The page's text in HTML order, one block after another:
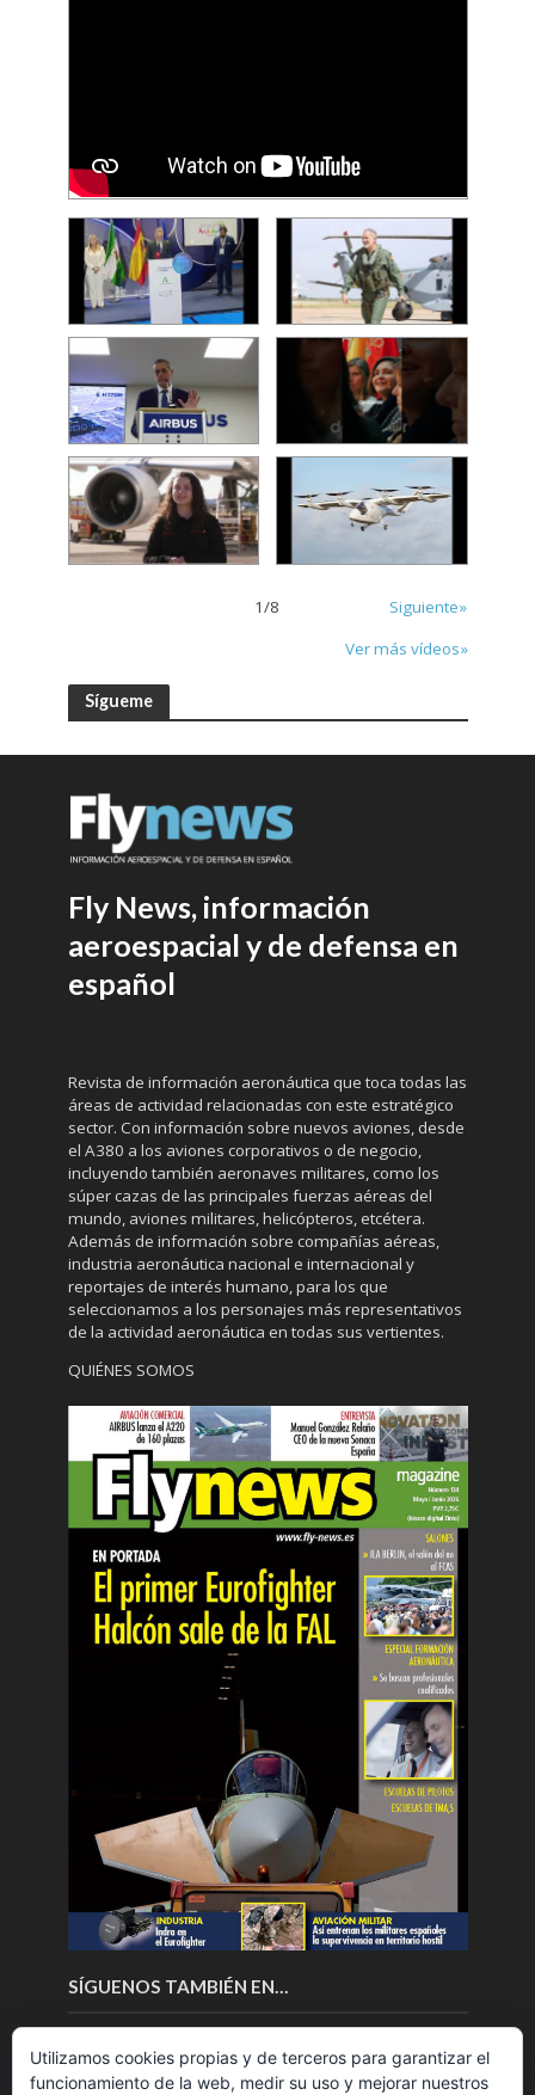
1/8
Siguiente»
Ver más vídeos»
Sígueme
Fly News, información
aeroespacial y de defensa en
español
Revista de información aeronáutica que toca todas las
áreas de actividad relacionadas con este estratégico
sector. Con información sobre nuevos aviones, desde
el A380 a los aviones corporativos o de negocio,
incluyendo también aeronaves militares, como los
súper cazas de las principales fuerzas aéreas del
mundo, aviones militares, helicópteros, etcétera.
Además de información sobre compañías aéreas,
industria aeronáutica nacional e internacional y
reportajes de interés humano, para los que
seleccionamos a los personajes más representativos
de la actividad aeronáutica en todas sus vertientes.
QUIÉNES SOMOS
SÍGUENOS TAMBIÉN EN…
Utilizamos cookies propias y de terceros para garantizar el
funcionamiento de la web, medir su uso y mejorar nuestros